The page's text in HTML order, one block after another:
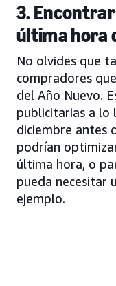
3.
última hora
No olvides que
compradores
del Año Nuevo.
publicitarias a lo
diciembre antes
podrían
última hora, o
pueda necesitar
ejemplo.